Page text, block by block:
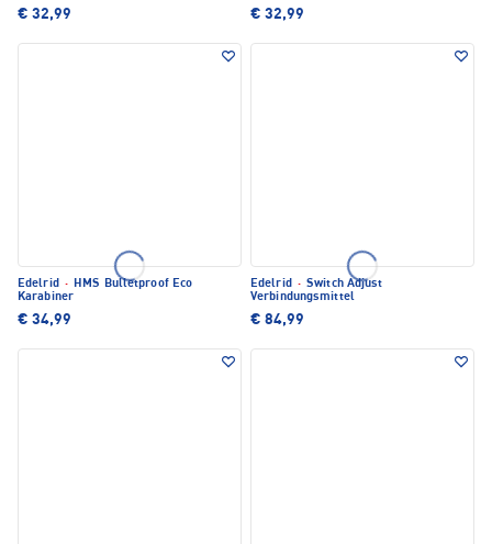
€ 32,99 € 32,99
Edelrid · HMS Bulletproof Eco
Karabiner
€ 34,99
Edelrid · Switch Adjust
Verbindungsmittel
€ 84,99